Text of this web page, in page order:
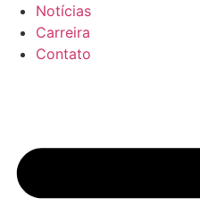
Contato
Notícias
Carreira
Contato
Tel.: +43 295250701